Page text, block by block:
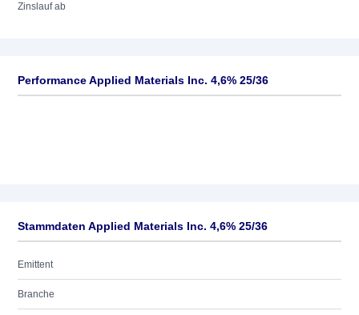
Zinslauf ab
Performance Applied Materials Inc. 4,6% 25/36
Stammdaten Applied Materials Inc. 4,6% 25/36
Emittent
Branche